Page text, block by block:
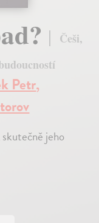
Češi,
Petr,
jeho